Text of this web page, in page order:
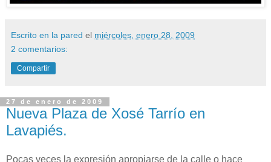
Escrito en la pared el miércoles, enero 28, 2009
2 comentarios:
Compartir
27 de enero de 2009
Nueva Plaza de Xosé Tarrío en
Lavapiés.
Pocas veces la expresión apropiarse de la calle o hace